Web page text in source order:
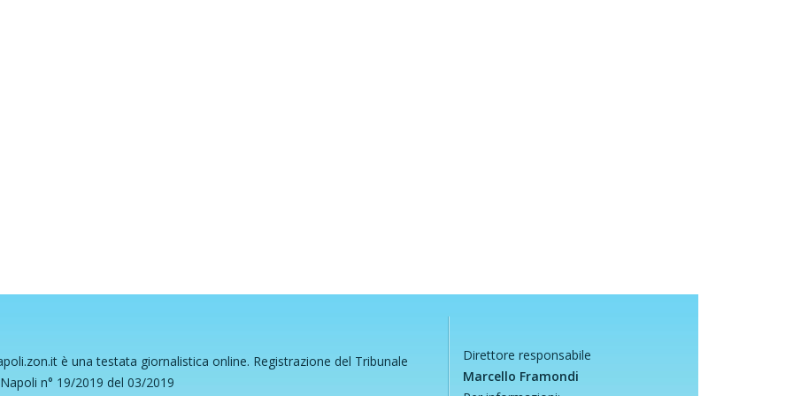
è una testata giornalistica online. Registrazione del Tribunale
n° 19/2019 del 03/2019
Direttore responsabile
Marcello Framondi